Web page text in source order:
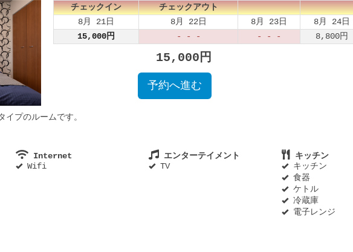
チェックイン
チェックアウト
8月 21日
8月 22日 8月 23日
8月 24日
15,000円 - - - - - - 8,800円
15,000 円
イプのルームです。
Internet
Wifi
エンターテイメント
TV
キッチン
キッチン
食器
ケトル
冷蔵庫
電子レンジ